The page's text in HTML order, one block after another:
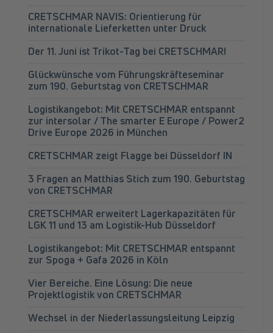
CRETSCHMAR NAVIS: Orientierung für
internationale Lieferketten unter Druck
Der 11. Juni ist Trikot-Tag bei CRETSCHMAR!
Glückwünsche vom Führungskräfteseminar
zum 190. Geburtstag von CRETSCHMAR
Logistikangebot: Mit CRETSCHMAR entspannt
zur intersolar / The smarter E Europe / Power2
Drive Europe 2026 in München
CRETSCHMAR zeigt Flagge bei Düsseldorf IN
3 Fragen an Matthias Stich zum 190. Geburtstag
von CRETSCHMAR
CRETSCHMAR erweitert Lagerkapazitäten für
LGK 11 und 13 am Logistik-Hub Düsseldorf
Logistikangebot: Mit CRETSCHMAR entspannt
zur Spoga + Gafa 2026 in Köln
Vier Bereiche. Eine Lösung: Die neue
Projektlogistik von CRETSCHMAR
Wechsel in der Niederlassungsleitung Leipzig